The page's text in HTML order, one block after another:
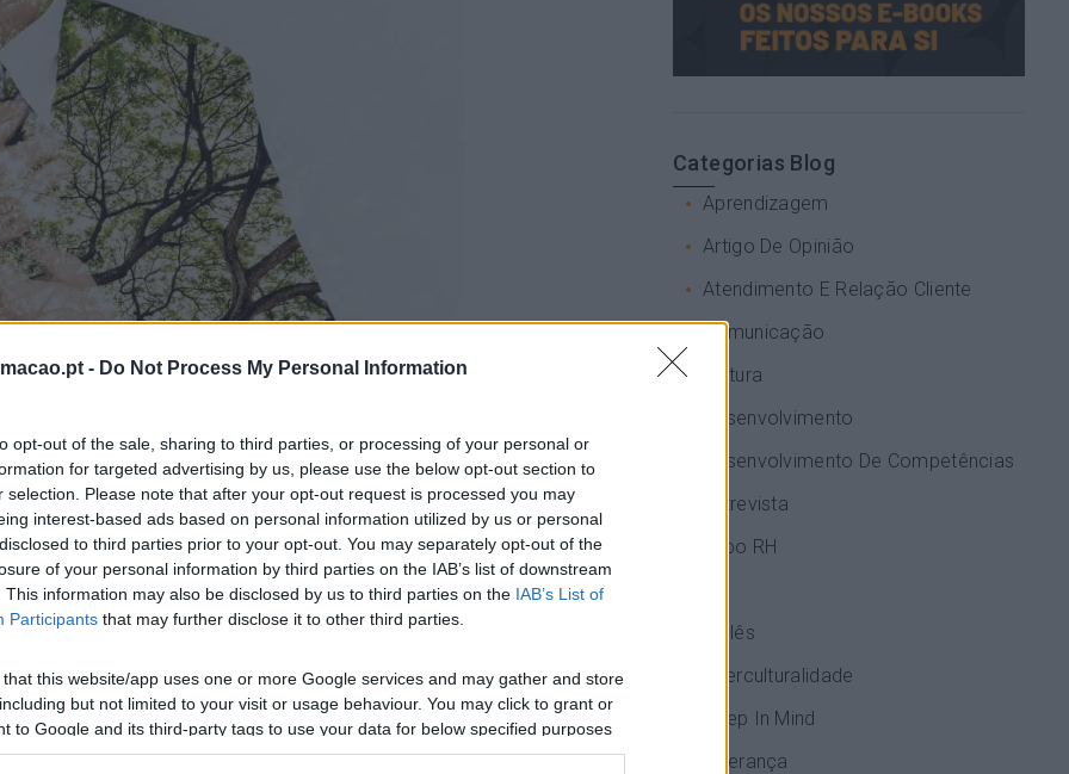
- Do Not Process My Personal Information
opt-out of the sale, sharing to third parties, or processing of your personal or
for targeted advertising by us, please use the below opt-out section to
selection. Please note that after your opt-out request is processed you may
interest-based ads based on personal information utilized by us or personal
to third parties prior to your opt-out. You may separately opt-out of the
of your personal information by third parties on the IAB’s list of downstream
This information may also be disclosed by us to third parties on the IAB’s List of
Participants that may further disclose it to other third parties.
that this website/app uses one or more Google services and may gather and store
but not limited to your visit or usage behaviour. You may click to grant or
to Google and its third-party tags to use your data for below specified purposes
consent section.
para as quais trabalham. A necessidade de mitigar as
do que nunca. E as empresas e os líderes que querem
nos seus modelos de negócio e criar novas abordagens para a
Categorias Blog
Aprendizagem
Artigo De Opinião
Atendimento E Relação Cliente
Comunicação
Cultura
Desenvolvimento
Desenvolvimento De Competências
Entrevista
Expo RH
Inglês
Interculturalidade
Keep In Mind
Liderança